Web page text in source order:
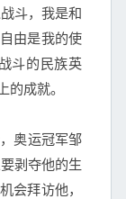
斗，我是和
由是我的使
斗的民族英
成就。
剥夺他的生
会拜访他，